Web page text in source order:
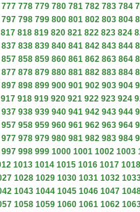
777 778 779 780 781 782 783 784
797 798 799 800 801 802 803 804
817 818 819 820 821 822 823 824
837 838 839 840 841 842 843 844
857 858 859 860 861 862 863 864
877 878 879 880 881 882 883 884
897 898 899 900 901 902 903 904
917 918 919 920 921 922 923 924
937 938 939 940 941 942 943 944
957 958 959 960 961 962 963 964
977 978 979 980 981 982 983 984
997 998 999 1000 1001 1002 1003
1013 1014 1015 1016 1017 1018
1028 1029 1030 1031 1032
1043 1044 1045 1046 1047
1058 1059 1060 1061 1062